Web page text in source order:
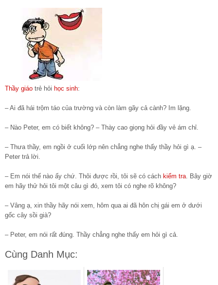
Thầy giáo trẻ hỏi học sinh:
– Ai đã hái trộm táo của trường và còn làm gãy cả cành? Im lặng.
– Nào Peter, em có biết không? – Thày cao giọng hỏi đầy vẻ ám chỉ.
– Thưa thầy, em ngồi ở cuối lớp nên chẳng nghe thấy thầy hỏi gì ạ. –
Peter trả lời.
– Em nói thế nào ấy chứ. Thôi được rồi, tôi sẽ có cách kiểm tra. Bây giờ
em hãy thử hỏi tôi một câu gì đó, xem tôi có nghe rõ không?
– Vâng ạ, xin thầy hãy nói xem, hôm qua ai đã hôn chị gái em ở dưới
gốc cây sồi già?
– Peter, em nói rất đúng. Thầy chẳng nghe thấy em hỏi gì cả.
Cùng Danh Mục: